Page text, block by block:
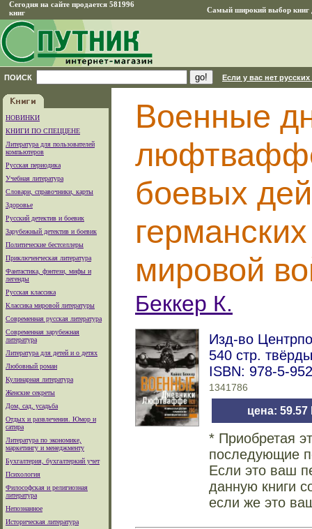
Сегодня на сайте продается 581996
книг
Самый широкий выбор книг
ПОИСК Если у вас нет
НОВИНКИ
КНИГИ ПО СПЕЦЦЕНЕ
Литература для пользователей
компьютеров
Русская периодика
Учебная литература
Словари, справочники, карты
Здоровье
Русский детектив и боевик
Зарубежный детектив и боевик
Политические бестселлеры
Приключенческая литература
Фантастика, фэнтези, мифы и
легенды
Русская классика
Классика мировой литературы
Современная русская литература
Современная зарубежная
литература
Литература для детей и о детях
Любовный роман
Кулинарная литература
Женские секреты
Дом, сад, усадьба
Отдых и развлечения. Юмор и
сатира
Литература по экономике,
маркетингу и менеджменту
Бухгалтерия, бухгалтеркий учет
Психология
Философская и религиозная
литература
Непознанное
Историческая литература
Военные
боевых
мировой
Беккер К.
Изд-во
540 стр.
ISBN: 978-5-
1341786
цена: 59.57
* Приобретая
последующие
Если это ваш
данную книги
если же это